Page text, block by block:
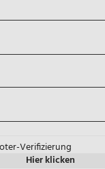
Verifizierung
Hier klicken